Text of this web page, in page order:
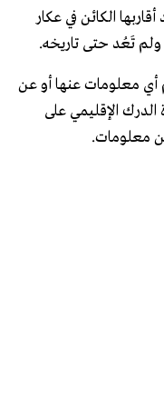
2020، منزل أحد أقاربها الكائن في عكار
ولم تَعُد حتى تاريخه.
معلومات عنها أو عن
الدرك الإقليمي على